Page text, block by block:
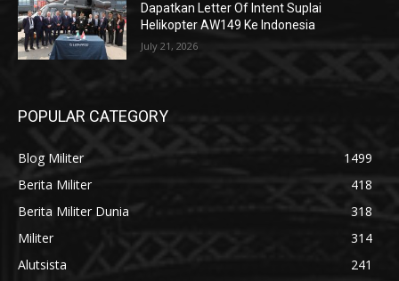
Dapatkan Letter Of Intent Suplai
Helikopter AW149 Ke Indonesia
July 21, 2026
POPULAR CATEGORY
Blog Militer
1499
Berita Militer
418
Berita Militer Dunia
318
Militer
314
Alutsista
241